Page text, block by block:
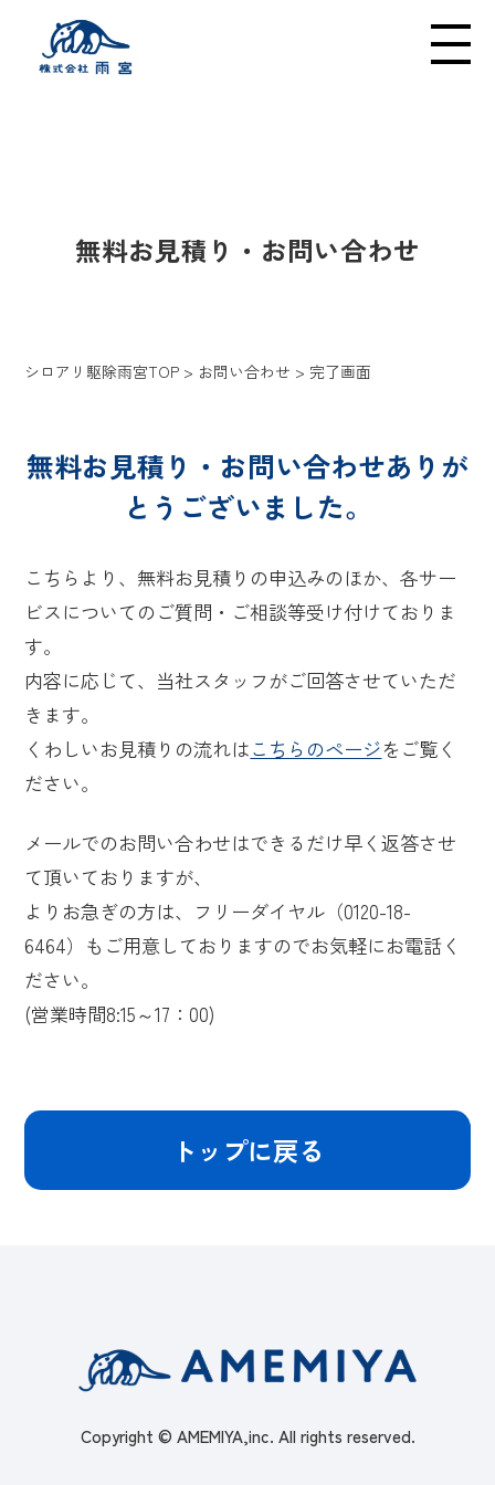
無料お見積り・お問い合わせ
シロアリ駆除雨宮TOP > お問い合わせ > 完了画面
無料お見積り・お問い合わせありが
とうございました。
こちらより、無料お見積りの申込みのほか、各サー
ビスについてのご質問・ご相談等受け付けておりま
す。
内容に応じて、当社スタッフがご回答させていただ
きます。
くわしいお見積りの流れはこちらのページをご覧く
ださい。
メールでのお問い合わせはできるだけ早く返答させ
て頂いておりますが、
よりお急ぎの方は、フリーダイヤル（0120-18-
6464）もご用意しておりますのでお気軽にお電話く
ださい。
(営業時間8:15～17：00)
トップに戻る
Copyright © AMEMIYA,inc. All rights reserved.